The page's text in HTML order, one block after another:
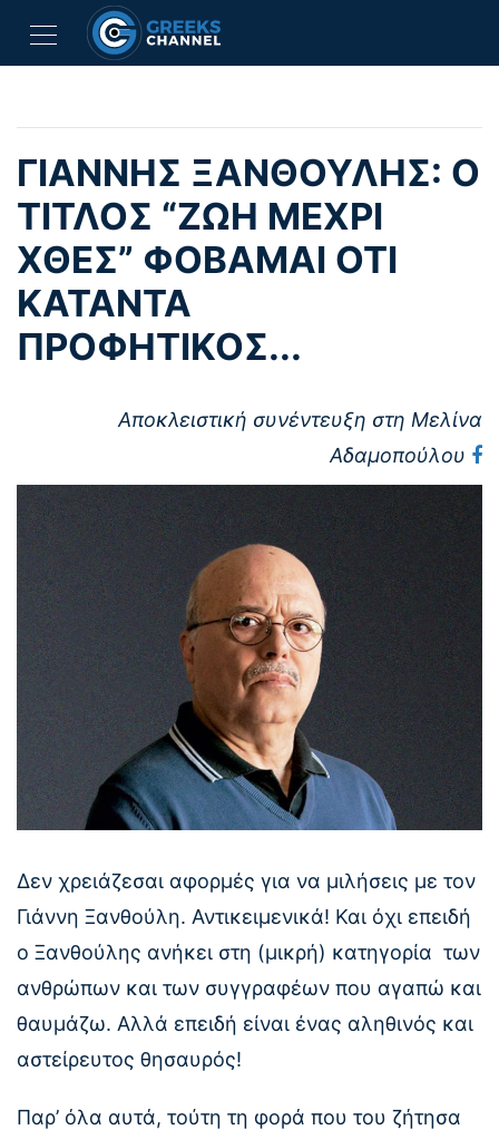
ΓΙΑΝΝΗΣ ΞΑΝΘΟΥΛΗΣ: Ο
ΤΙΤΛΟΣ “ΖΩΗ ΜΕΧΡΙ
ΧΘΕΣ” ΦΟΒΑΜΑΙ ΟΤΙ
ΚΑΤΑΝΤΑ
ΠΡΟΦΗΤΙΚΟΣ...
Αποκλειστική συνέντευξη στη Μελίνα
Αδαμοπούλου
Δεν χρειάζεσαι αφορμές για να μιλήσεις με τον
Γιάννη Ξανθούλη. Αντικειμενικά! Και όχι επειδή
ο Ξανθούλης ανήκει στη (μικρή) κατηγορία των
ανθρώπων και των συγγραφέων που αγαπώ και
θαυμάζω. Αλλά επειδή είναι ένας αληθινός και
αστείρευτος θησαυρός!
Παρ’ όλα αυτά, τούτη τη φορά που του ζήτησα